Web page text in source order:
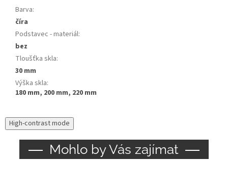
Barva:
číra
Podstavec - materiál:
bez
Tloušťka skla:
30 mm
Výška skla:
180 mm, 200 mm, 220 mm
High-contrast mode
Mohlo by Vás zajímat